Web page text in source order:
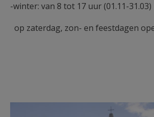
-winter: van 8 tot 17 uur (01.11-31.03)
op zaterdag, zon- en feestdagen